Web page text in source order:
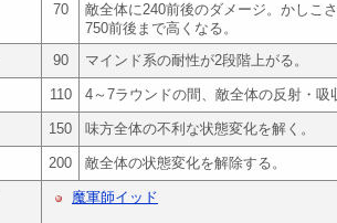
70
敵全体に240前後のダメージ。かしこ
750前後まで高くなる。
90 マインド系の耐性が2段階上がる。
110 4～7ラウンドの間、敵全体の反射・
150 味方全体の不利な状態変化を解く。
200 敵全体の状態変化を解除する。
魔軍師イッド